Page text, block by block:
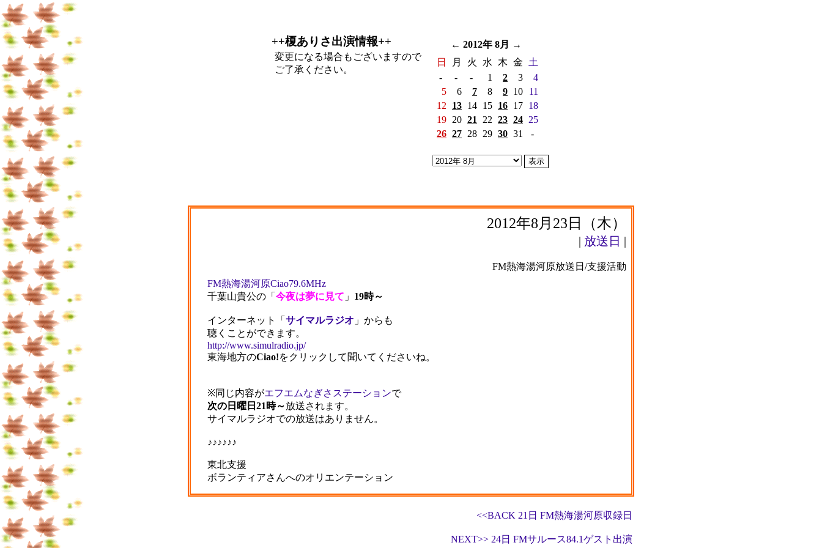
++榎ありさ出演情報++
変更になる場合もございますので
ご了承ください。
← 2012年 8月
→
日
月 火 水 木 金
土
-
- - 1 2 3
4
5
6 7 8 9 10
11
12
13 14 15 16 17 18
19 20 21 22 23 24 25
26 27 28 29 30 31 -
2012年8月23日（木）
| 放送日 |
FM熱海湯河原放送日/支援活動
FM熱海湯河原Ciao79.6MHz
千葉山貴公の「 今夜は夢に見て 」 19時～
インターネット「 サイマルラジオ 」からも
聴くことができます。
http://www.simulradio.jp/
東海地方のCiao!をクリックして聞いてくださいね。
※同じ内容がエフエムなぎさステーションで
次の日曜日21時～放送されます。
サイマルラジオでの放送はありません。
♪♪♪♪♪♪
東北支援
ボランティアさんへのオリエンテーション
<<BACK 21日 FM熱海湯河原収録日
NEXT>> 24日 FMサルース84.1ゲスト出演